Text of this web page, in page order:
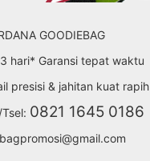
GOODIEBAG
hari* Garansi tepat waktu
presisi & jahitan kuat rapih
0821 1645 0186